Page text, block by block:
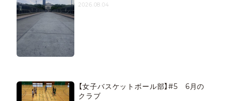
2026.08.04
【女子バスケットボール部】#5 6月の
クラブ